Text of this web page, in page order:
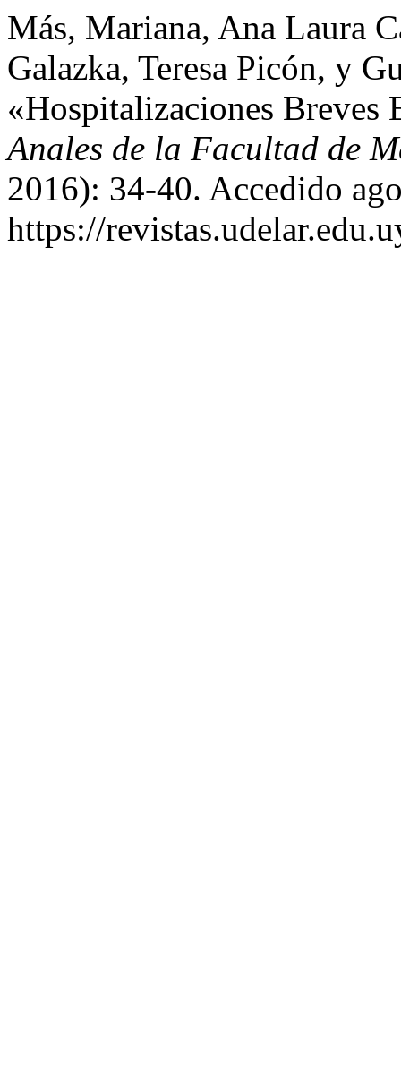
Más, Mariana, Ana Laura
Galazka, Teresa Picón, y
«Hospitalizaciones Breves
Anales de la Facultad de
2016): 34-40. Accedido
https://